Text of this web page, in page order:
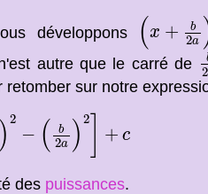
développons (x + b
2a
x 2
autre que le carré de
2
retomber sur notre
)2
− ( b
2a ) 2
+ c
2
des puissances.